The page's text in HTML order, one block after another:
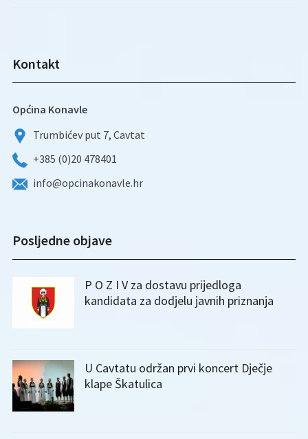
Kontakt
Općina Konavle
Trumbićev put 7, Cavtat
+385 (0)20 478401
info@opcinakonavle.hr
Posljedne objave
P O Z I V za dostavu prijedloga
kandidata za dodjelu javnih priznanja
U Cavtatu održan prvi koncert Dječje
klape Škatulica